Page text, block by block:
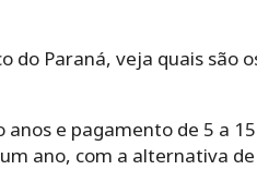
do Paraná, veja quais
e pagamento de 5 a
ano, com a alternativa